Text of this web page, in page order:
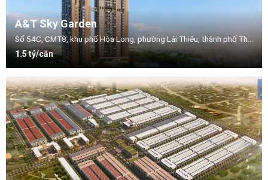
A&T Sky Garden
Số 54C, CMT8, khu phố Hòa Long, phường Lái Thiêu, thành phố Thuận An, tỉnh Bình Dương.
1.5 tỷ/căn